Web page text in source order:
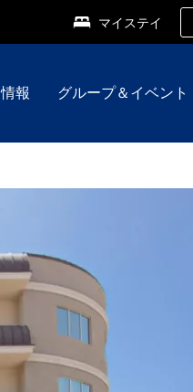
マイステイ
報 グループ＆イベント